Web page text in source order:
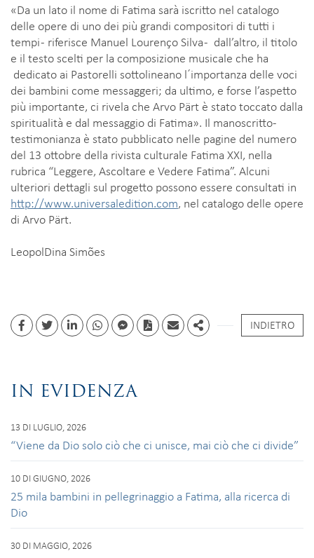
«Da un lato il nome di Fatima sarà iscritto nel catalogo
delle opere di uno dei più grandi compositori di tutti i
tempi - riferisce Manuel Lourenço Silva - dall’altro, il titolo
e il testo scelti per la composizione musicale che ha
dedicato ai Pastorelli sottolineano l´importanza delle voci
dei bambini come messaggeri; da ultimo, e forse l’aspetto
più importante, ci rivela che Arvo Pärt è stato toccato dalla
spiritualità e dal messaggio di Fatima». Il manoscritto-
testimonianza è stato pubblicato nelle pagine del numero
del 13 ottobre della rivista culturale Fatima XXI, nella
rubrica “Leggere, Ascoltare e Vedere Fatima”. Alcuni
ulteriori dettagli sul progetto possono essere consultati in
http://www.universaledition.com, nel catalogo delle opere
di Arvo Pärt.
LeopolDina Simões
FacebookTwitterLinkedinwhatsappfacebook messenger
PDF EmailShare
INDIETRO
IN EVIDENZA
13 DI LUGLIO, 2026
“Viene da Dio solo ciò che ci unisce, mai ciò che ci divide”
10 DI GIUGNO, 2026
25 mila bambini in pellegrinaggio a Fatima, alla ricerca di
Dio
30 DI MAGGIO, 2026